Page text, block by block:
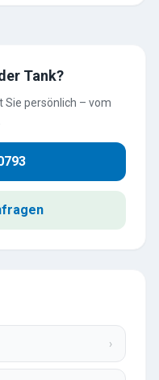
Tank?
Sie persönlich – vom
›